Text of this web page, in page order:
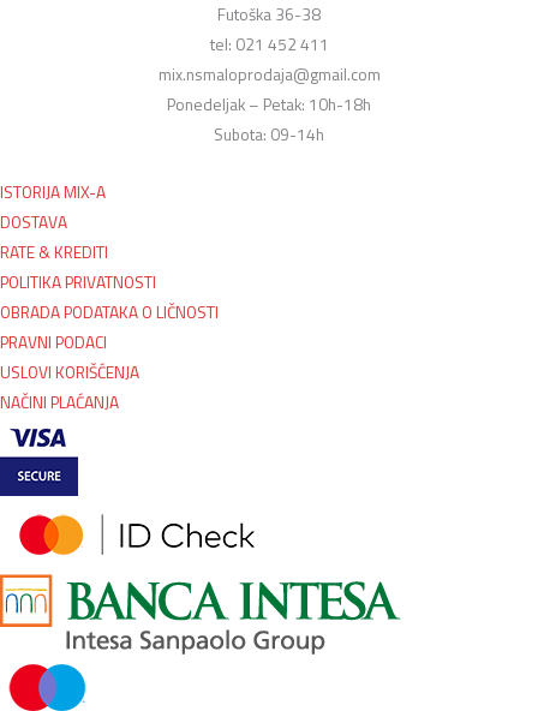
Futoška 36-38
tel: 021 452 411
mix.nsmaloprodaja@gmail.com
Ponedeljak – Petak: 10h-18h
Subota: 09-14h
ISTORIJA MIX-A
DOSTAVA
RATE & KREDITI
POLITIKA PRIVATNOSTI
OBRADA PODATAKA O LIČNOSTI
PRAVNI PODACI
USLOVI KORIŠĆENJA
NAČINI PLAĆANJA